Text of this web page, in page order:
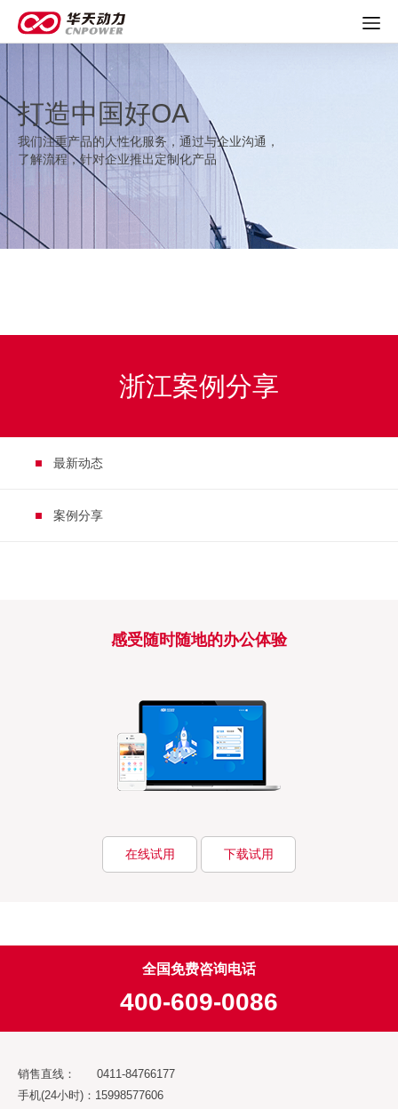
打造中国好OA
我们注重产品的人性化服务，通过与企业沟通，
了解流程，针对企业推出定制化产品
浙江案例分享
最新动态
案例分享
感受随时随地的办公体验
在线试用 下载试用
全国免费咨询电话
400-609-0086
销售直线： 0411-84766177
手机(24小时)：15998577606